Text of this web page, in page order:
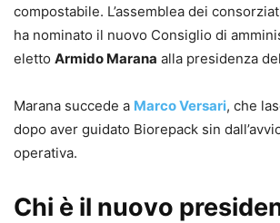
compostabile. L’assemblea dei
ha nominato il nuovo Consiglio di
eletto Armido Marana alla presidenza
Marana succede a Marco Versari, che
dopo aver guidato Biorepack sin
operativa.
Chi è il nuovo